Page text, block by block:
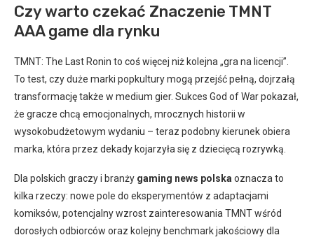
Czy warto czekać Znaczenie TMNT
AAA game dla rynku
TMNT: The Last Ronin to coś więcej niż kolejna „gra na licencji”.
To test, czy duże marki popkultury mogą przejść pełną, dojrzałą
transformację także w medium gier. Sukces God of War pokazał,
że gracze chcą emocjonalnych, mrocznych historii w
wysokobudżetowym wydaniu – teraz podobny kierunek obiera
marka, która przez dekady kojarzyła się z dziecięcą rozrywką.
Dla polskich graczy i branży gaming news polska oznacza to
kilka rzeczy: nowe pole do eksperymentów z adaptacjami
komiksów, potencjalny wzrost zainteresowania TMNT wśród
dorosłych odbiorców oraz kolejny benchmark jakościowy dla